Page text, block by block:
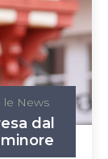
le News
dal